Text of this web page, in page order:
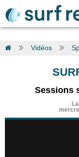
Vidéos
Sessions